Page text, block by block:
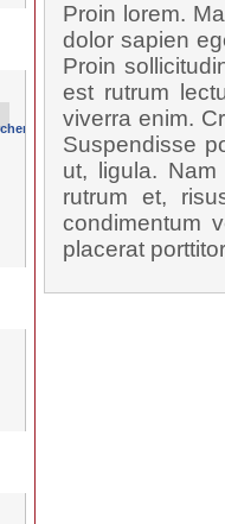
Proin lorem.
dolor sapien
Proin
est rutrum
viverra enim.
Suspendisse
ut, ligula.
rutrum et,
condimentum
placerat